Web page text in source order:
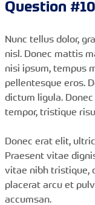
Question #10
Nunc tellus dolor,
nisl. Donec mattis
nisi ipsum, tempus
pellentesque eros.
dictum ligula.
tempor, tristique
Donec erat elit,
Praesent vitae
vitae nibh tristique,
placerat arcu et
accumsan.